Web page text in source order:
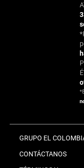
GRUPO EL
CONTÁCTANOS